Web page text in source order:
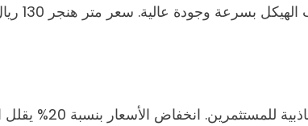
130 ريال الرياض, تركيب هنجر اقتصادي الرياض, أرخص تكلفة هناجر الرياض
أسعار هنجر